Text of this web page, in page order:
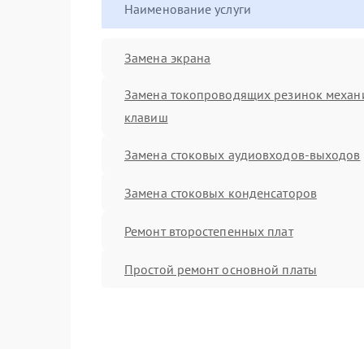
Наименование услуги
Замена экрана
Замена токопроводящих резинок
клавиш
Замена стоковых аудиовходов-выходов
Замена стоковых конденсаторов
Ремонт второстепенных плат
Простой ремонт основной платы